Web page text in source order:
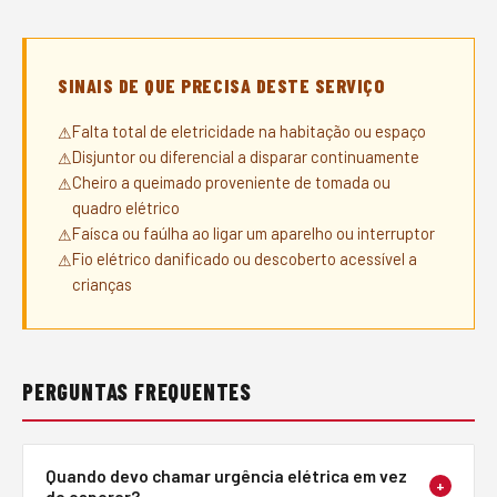
SINAIS DE QUE PRECISA DESTE SERVIÇO
Falta total de eletricidade na habitação ou espaço
Disjuntor ou diferencial a disparar continuamente
Cheiro a queimado proveniente de tomada ou
quadro elétrico
Faísca ou faúlha ao ligar um aparelho ou interruptor
Fio elétrico danificado ou descoberto acessível a
crianças
PERGUNTAS FREQUENTES
Quando devo chamar urgência elétrica em vez
+